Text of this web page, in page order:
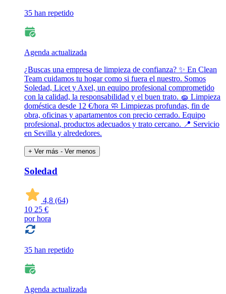
35 han repetido
Agenda actualizada
¿Buscas una empresa de limpieza de confianza? ✨ En Clean
Team cuidamos tu hogar como si fuera el nuestro. Somos
Soledad, Licet y Axel, un equipo profesional comprometido
con la calidad, la responsabilidad y el buen trato. 🧽 Limpieza
doméstica desde 12 €/hora 🧼 Limpiezas profundas, fin de
obra, oficinas y apartamentos con precio cerrado. Equipo
profesional, productos adecuados y trato cercano. 📍 Servicio
en Sevilla y alrededores.
+ Ver más - Ver menos
Soledad
4,8 (64)
10 25 €
por hora
35 han repetido
Agenda actualizada